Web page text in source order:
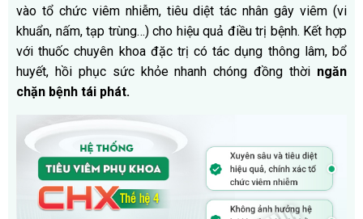
vào tổ chức viêm nhiễm, tiêu diệt tác nhân gây viêm (vi
khuẩn, nấm, tạp trùng…) cho hiệu quả điều trị bệnh. Kết hợp
với thuốc chuyên khoa đặc trị có tác dụng thông lâm, bổ
huyết, hồi phục sức khỏe nhanh chóng đồng thời ngăn
chặn bệnh tái phát.